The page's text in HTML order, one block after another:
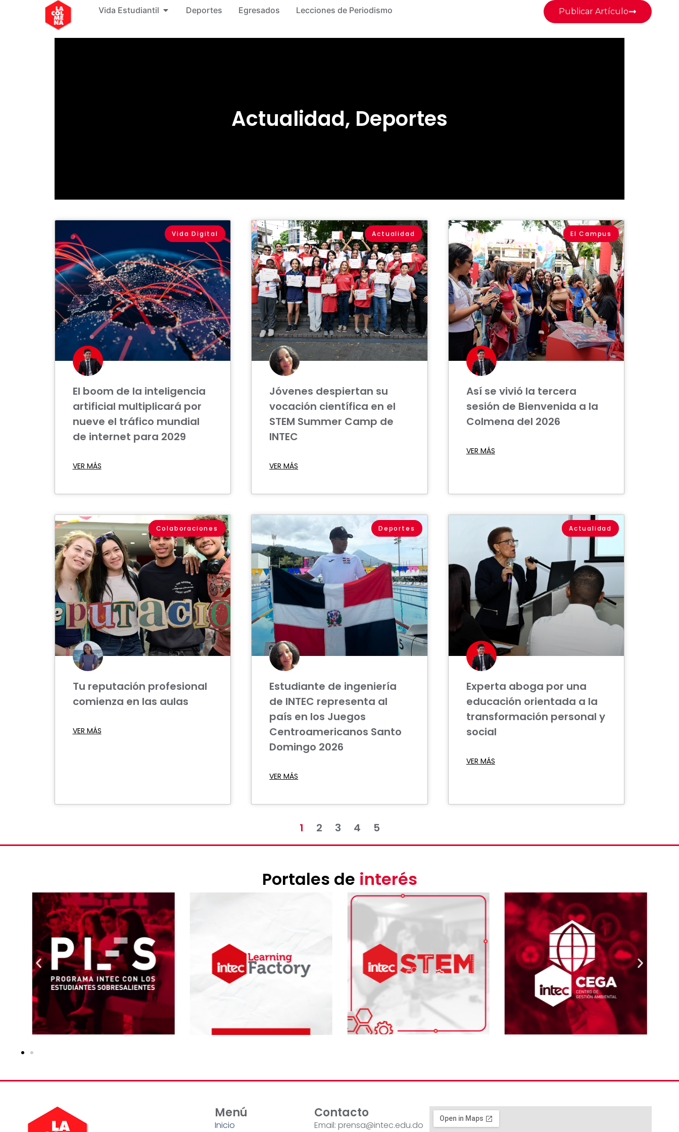
Vida Estudiantil Deportes Egresados Lecciones de Periodismo Publicar Artículo
Actualidad, Deportes
Vida Digital
El boom de la inteligencia
artificial multiplicará por
nueve el tráfico mundial
de internet para 2029
VER MÁS
Actualidad
Jóvenes despiertan su
vocación científica en el
STEM Summer Camp de
INTEC
VER MÁS
El Campus
Así se vivió la tercera
sesión de Bienvenida a la
Colmena del 2026
VER MÁS
Colaboraciones
Tu reputación profesional
comienza en las aulas
VER MÁS
Deportes
Estudiante de ingeniería
de INTEC representa al
país en los Juegos
Centroamericanos Santo
Domingo 2026
VER MÁS
Actualidad
Experta aboga por una
educación orientada a la
transformación personal y
social
VER MÁS
1 2 3 4 5
Portales de interés
Menú
Inicio
Contacto
Email: prensa@intec.edu.do